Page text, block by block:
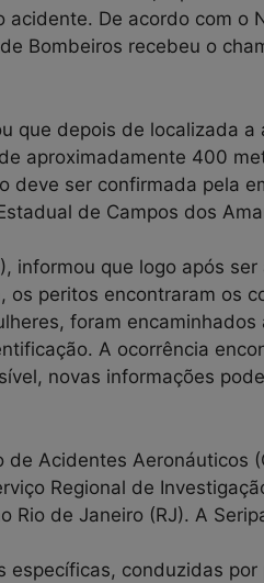
De acordo com o
Bombeiros recebeu o
que depois de localizada
aproximadamente 400
deve ser confirmada pela
de Campos dos
informou que logo após
peritos encontraram os
foram
A ocorrência
novas informações
de Acidentes Aeronáuticos
Regional de
Rio de Janeiro (RJ). A
específicas, conduzidas